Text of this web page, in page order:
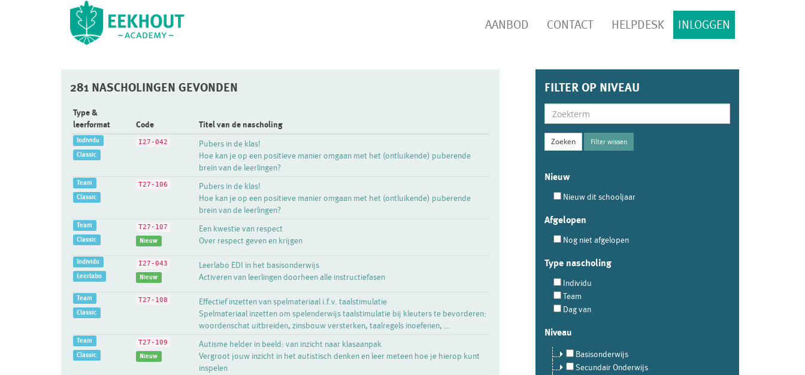
INLOGGEN
AANBOD CONTACT HELPDESK
281 NASCHOLINGEN GEVONDEN
Type &
leerformat
Code Titel van de nascholing
Individu
Classic
I27-042
Pubers in de klas!
Hoe kan je op een positieve manier omgaan met het (ontluikende) puberende
brein van de leerlingen?
Team
Classic
T27-106
Pubers in de klas!
Hoe kan je op een positieve manier omgaan met het (ontluikende) puberende
brein van de leerlingen?
Team
Classic
T27-107
Nieuw
Een kwestie van respect
Over respect geven en krijgen
Individu
Leerlabo
I27-043
Nieuw
Leerlabo EDI in het basisonderwijs
Activeren van leerlingen doorheen alle instructiefasen
Team
Classic
T27-108
Effectief inzetten van spelmateriaal i.f.v. taalstimulatie
Spelmateriaal inzetten om spelenderwijs taalstimulatie bij kleuters te bevorderen:
woordenschat uitbreiden, zinsbouw versterken, taalregels inoefenen, …
Team
Classic
T27-109
Nieuw
Autisme helder in beeld: van inzicht naar klasaanpak
Vergroot jouw inzicht in het autistisch denken en leer meteen hoe je hierop kunt
inspelen
FILTER OP NIVEAU
Filter wissen
Nieuw
Nieuw dit schooljaar
Afgelopen
Nog niet afgelopen
Type nascholing
Individu
Team
Dag van
Niveau
Basisonderwijs
Secundair Onderwijs